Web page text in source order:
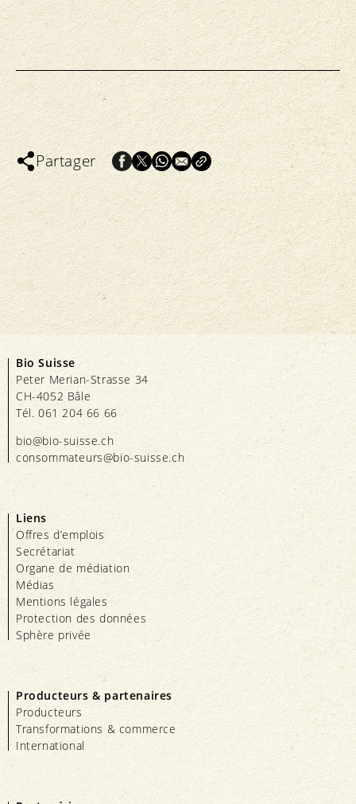
Partager
Bio Suisse
Peter Merian-Strasse 34
CH-4052 Bâle
Tél. 061 204 66 66
bio@bio-suisse.ch
consommateurs@bio-suisse.ch
Liens
Offres d’emplois
Secrétariat
Organe de médiation
Médias
Mentions légales
Protection des données
Sphère privée
Producteurs & partenaires
Producteurs
Transformations & commerce
International